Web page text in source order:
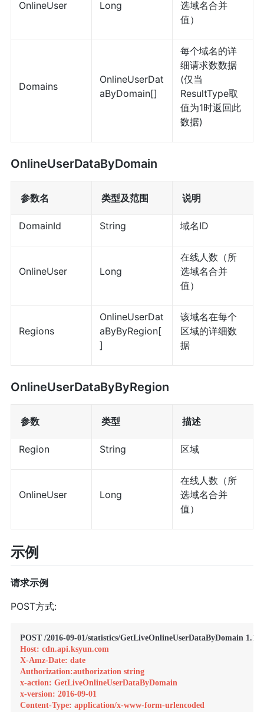
OnlineUser Long
选域名合并
值）
Domains
OnlineUserDat
aByDomain[]
每个域名的详
细请求数数据
(仅当
ResultType取
值为1时返回此
数据)
OnlineUserDataByDomain
参数名 类型及范围 说明
DomainId String 域名ID
OnlineUser Long
在线人数（所
选域名合并
值）
Regions
OnlineUserDat
aByByRegion[
]
该域名在每个
区域的详细数
据
OnlineUserDataByByRegion
参数 类型 描述
Region String 区域
OnlineUser Long
在线人数（所
选域名合并
值）
示例
请求示例
POST方式:
Host: cdn.api.ksyun.com
X-Amz-Date: date
Authorization:authorization string
x-action: GetLiveOnlineUserDataByDomain
x-version: 2016-09-01
Content-Type: application/x-www-form-urlencoded